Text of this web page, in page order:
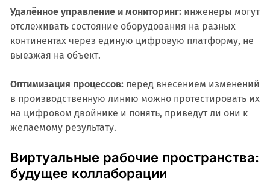
Удалённое управление и мониторинг:инженеры могут
отслеживать состояние оборудования на разных
континентах через единую цифровую платформу, не
выезжая на объект.
Оптимизация процессов:перед внесением изменений
в производственную линию можно протестировать их
на цифровом двойнике и понять, приведут ли они к
желаемому результату.
Виртуальные рабочие пространства:
будущее коллаборации